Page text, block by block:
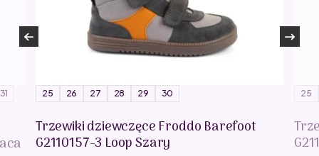
31 25 26 27 28 29 30
Trzewiki dziewczęce Froddo Barefoot
G2110157-3 Loop Szary
25